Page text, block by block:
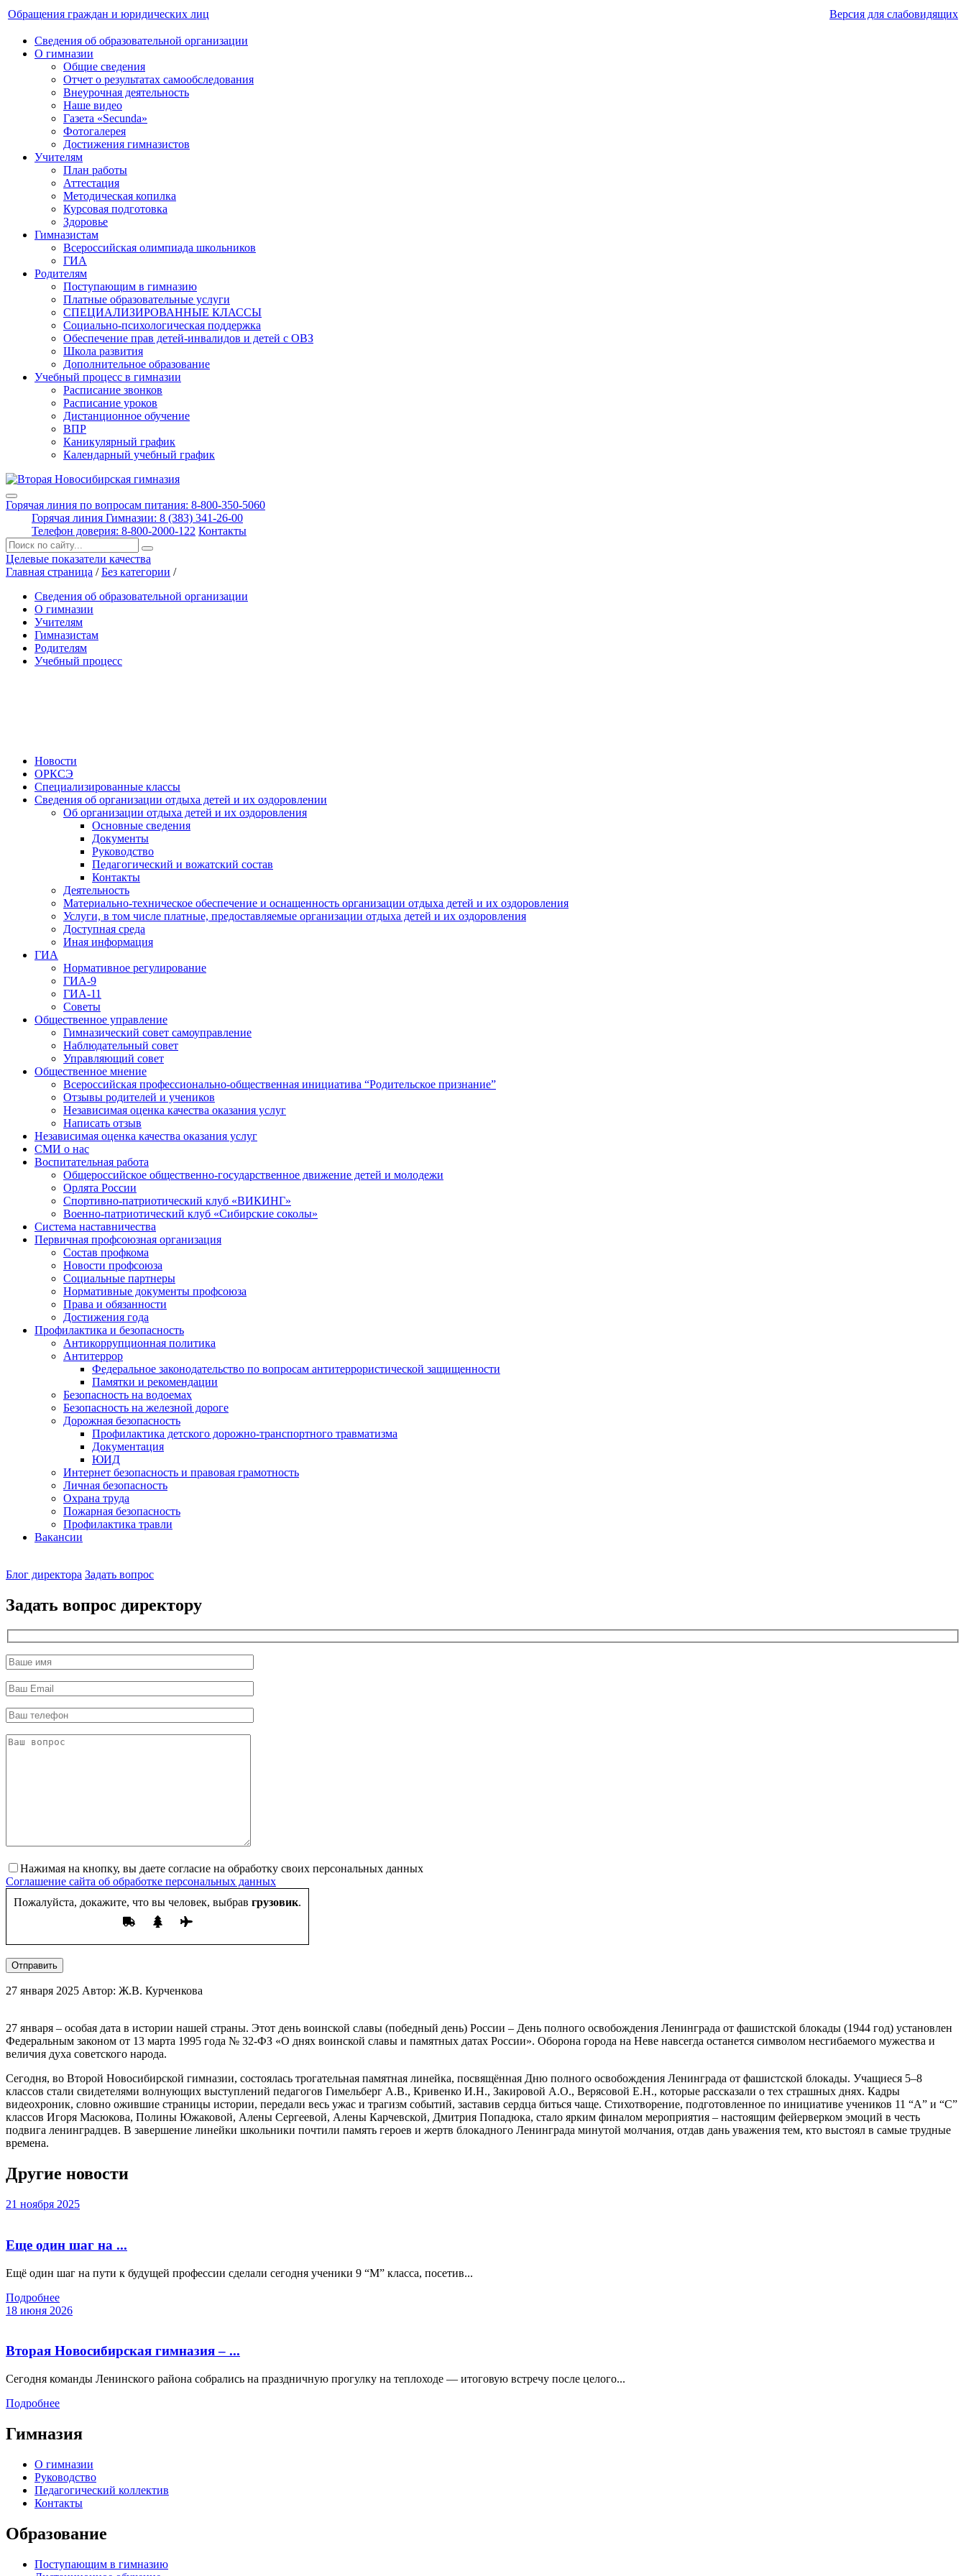
Обращения граждан и юридических лиц Версия для слабовидящих
Сведения об образовательной организации
О гимназии
Общие сведения
Отчет о результатах самообследования
Внеурочная деятельность
Наше видео
Газета «Secunda»
Фотогалерея
Достижения гимназистов
Учителям
План работы
Аттестация
Методическая копилка
Курсовая подготовка
Здоровье
Гимназистам
Всероссийская олимпиада школьников
ГИА
Родителям
Поступающим в гимназию
Платные образовательные услуги
СПЕЦИАЛИЗИРОВАННЫЕ КЛАССЫ
Социально-психологическая поддержка
Обеспечение прав детей-инвалидов и детей с ОВЗ
Школа развития
Дополнительное образование
Учебный процесс в гимназии
Расписание звонков
Расписание уроков
Дистанционное обучение
ВПР
Каникулярный график
Календарный учебный график
Горячая линия по вопросам питания: 8-800-350-5060
Горячая линия Гимназии: 8 (383) 341-26-00
Телефон доверия: 8-800-2000-122 Контакты
Поиск:
Целевые показатели качества
Главная страница /Без категории /
Сведения об образовательной организации
О гимназии
Учителям
Гимназистам
Родителям
Учебный процесс
Новости
ОРКСЭ
Специализированные классы
Сведения об организации отдыха детей и их оздоровлении
Об организации отдыха детей и их оздоровления
Основные сведения
Документы
Руководство
Педагогический и вожатский состав
Контакты
Деятельность
Материально-техническое обеспечение и оснащенность организации отдыха детей и их оздоровления
Услуги, в том числе платные, предоставляемые организации отдыха детей и их оздоровления
Доступная среда
Иная информация
ГИА
Нормативное регулирование
ГИА-9
ГИА-11
Советы
Общественное управление
Гимназический совет самоуправление
Наблюдательный совет
Управляющий совет
Общественное мнение
Всероссийская профессионально-общественная инициатива “Родительское признание”
Отзывы родителей и учеников
Независимая оценка качества оказания услуг
Написать отзыв
Независимая оценка качества оказания услуг
СМИ о нас
Воспитательная работа
Общероссийское общественно-государственное движение детей и молодежи
Орлята России
Спортивно-патриотический клуб «ВИКИНГ»
Военно-патриотический клуб «Сибирские соколы»
Система наставничества
Первичная профсоюзная организация
Состав профкома
Новости профсоюза
Социальные партнеры
Нормативные документы профсоюза
Права и обязанности
Достижения года
Профилактика и безопасность
Антикоррупционная политика
Антитеррор
Федеральное законодательство по вопросам антитеррористической защищенности
Памятки и рекомендации
Безопасность на водоемах
Безопасность на железной дороге
Дорожная безопасность
Профилактика детского дорожно-транспортного травматизма
Документация
ЮИД
Интернет безопасность и правовая грамотность
Личная безопасность
Охрана труда
Пожарная безопасность
Профилактика травли
Вакансии
директор
Блог директора Задать вопрос
Задать вопрос директору
Нажимая на кнопку, вы даете согласие на обработку своих персональных данных
Соглашение сайта об обработке персональных данных
Пожалуйста, докажите, что вы человек, выбрав грузовик.
Отправить
27 января 2025 Автор: Ж.В. Курченкова
27 января – особая дата в истории нашей страны. Этот день воинской славы (победный день) России – День полного освобождения Ленинграда от фашистской блокады (1944 год) установлен
Федеральным законом от 13 марта 1995 года № 32-ФЗ «О днях воинской славы и памятных датах России». Оборона города на Неве навсегда останется символом несгибаемого мужества и
величия духа советского народа.
Сегодня, во Второй Новосибирской гимназии, состоялась трогательная памятная линейка, посвящённая Дню полного освобождения Ленинграда от фашистской блокады. Учащиеся 5–8
классов стали свидетелями волнующих выступлений педагогов Гимельберг А.В., Кривенко И.Н., Закировой А.О., Верясовой Е.Н., которые рассказали о тех страшных днях. Кадры
видеохроник, словно ожившие страницы истории, передали весь ужас и трагизм событий, заставив сердца биться чаще. Стихотворение, подготовленное по инициативе учеников 11 “А” и “С”
классов Игоря Масюкова, Полины Южаковой, Алены Сергеевой, Алены Карчевской, Дмитрия Попадюка, стало ярким финалом мероприятия – настоящим фейерверком эмоций в честь
подвига ленинградцев. В завершение линейки школьники почтили память героев и жертв блокадного Ленинграда минутой молчания, отдав дань уважения тем, кто выстоял в самые трудные
времена.
Другие новости
21 ноября 2025
Еще один шаг на ...
Ещё один шаг на пути к будущей профессии сделали сегодня ученики 9 “М” класса, посетив...
Подробнее
18 июня 2026
Вторая Новосибирская гимназия – ...
Сегодня команды Ленинского района собрались на праздничную прогулку на теплоходе — итоговую встречу после целого...
Подробнее
Гимназия
О гимназии
Руководство
Педагогический коллектив
Контакты
Образование
Поступающим в гимназию